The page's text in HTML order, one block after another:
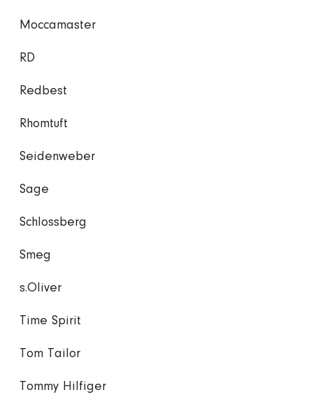
Moccamaster
RD
Redbest
Rhomtuft
Seidenweber
Sage
Schlossberg
Smeg
s.Oliver
Time Spirit
Tom Tailor
Tommy Hilfiger